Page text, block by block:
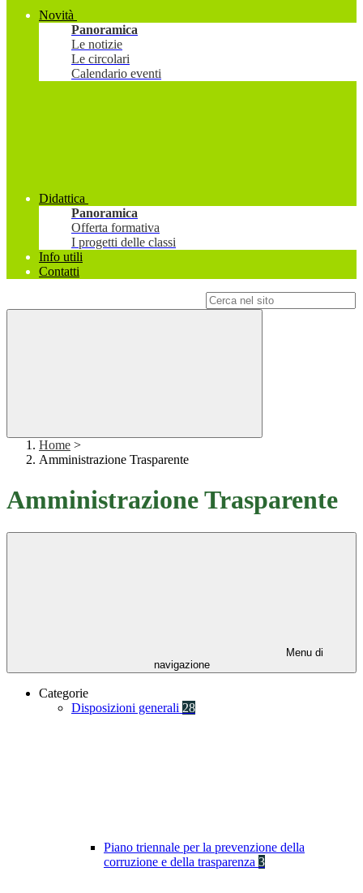
Novità
Panoramica
Le notizie
Le circolari
Calendario eventi
Didattica
Panoramica
Offerta formativa
I progetti delle classi
Info utili
Contatti
Home >
Amministrazione Trasparente
Amministrazione Trasparente
Menu di
navigazione
Categorie
Disposizioni generali 28
Piano triennale per la prevenzione della
corruzione e della trasparenza 3